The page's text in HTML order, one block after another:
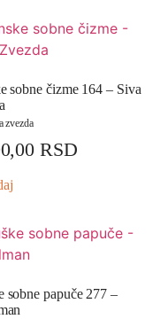
sobne čizme 164 – Siva
zvezda
RSD
sobne papuče 277 –